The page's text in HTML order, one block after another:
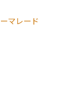
マレード